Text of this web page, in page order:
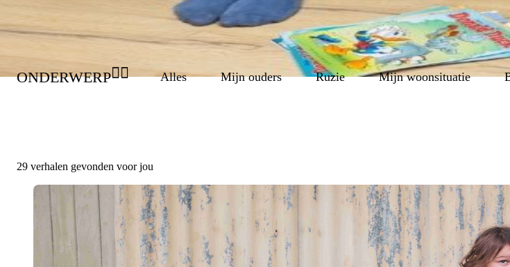
ONDERWERP👉🏾 alles mijn ouders ruzie mijn woonsituatie
29 verhalen gevonden voor jou